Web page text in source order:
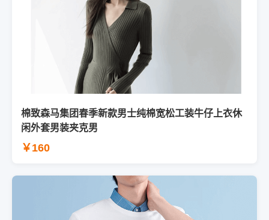
棉致森马集团春季新款男士纯棉宽松工装牛仔上衣休
闲外套男装夹克男
￥160